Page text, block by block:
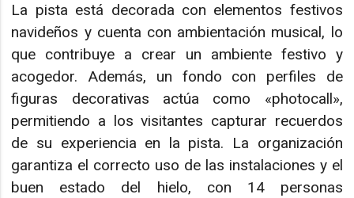
La pista está decorada con elementos festivos
navideños y cuenta con ambientación musical, lo
que contribuye a crear un ambiente festivo y
acogedor. Además, un fondo con perfiles de
figuras decorativas actúa como «photocall»,
permitiendo a los visitantes capturar recuerdos
de su experiencia en la pista. La organización
garantiza el correcto uso de las instalaciones y el
buen estado del hielo, con 14 personas